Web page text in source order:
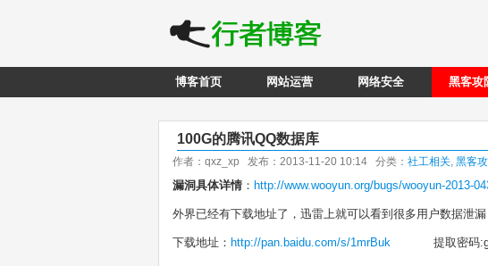
博客首页 网站运营 网络安全 黑客攻
100G的腾讯QQ数据库
作者：qxz_xp 发布：2013-11-20 10:14 分类： 社工相关, 黑客
漏洞具体详情 ： http://www.wooyun.org/bugs/wooyun-2013-
外界已经有下载地址了，迅雷上就可以看到很多用户数据泄
下载地址 ： http://pan.baidu.com/s/1mrBuk 提取密码